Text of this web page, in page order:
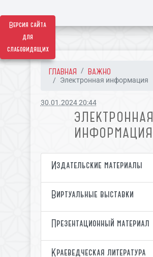
Версия сайта
для
слабовидящих
ГЛАВНАЯ ВАЖНО
Электронная информация
30.01.2024 20:44
ЭЛЕКТРОННАЯ
ИНФОРМАЦИЯ
Издательские материалы
Виртуальные выставки
Презентационный материал
Краеведческая литература